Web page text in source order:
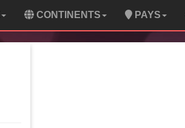
CONTINENTS PAYS